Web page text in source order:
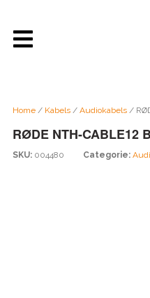
Home / Kabels / Audiokabels /
RØDE NTH-CABLE12
SKU: 004480 Categorie: